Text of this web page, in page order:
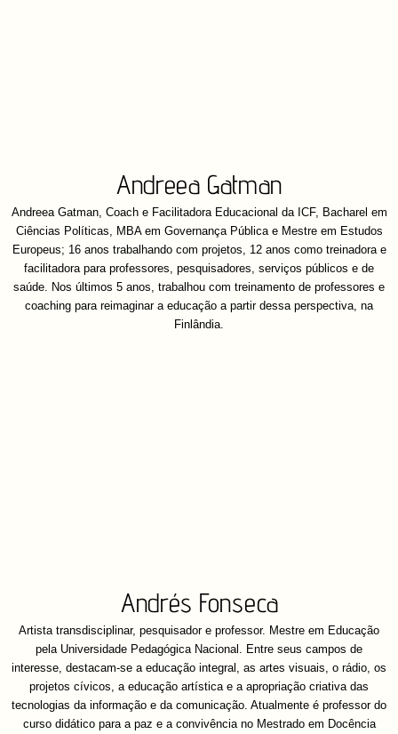
Andreea Gatman
Andreea Gatman, Coach e Facilitadora Educacional da ICF, Bacharel em
Ciências Políticas, MBA em Governança Pública e Mestre em Estudos
Europeus; 16 anos trabalhando com projetos, 12 anos como treinadora e
facilitadora para professores, pesquisadores, serviços públicos e de
saúde. Nos últimos 5 anos, trabalhou com treinamento de professores e
coaching para reimaginar a educação a partir dessa perspectiva, na
Finlândia.
Andrés Fonseca
Artista transdisciplinar, pesquisador e professor. Mestre em Educação
pela Universidade Pedagógica Nacional. Entre seus campos de
interesse, destacam-se a educação integral, as artes visuais, o rádio, os
projetos cívicos, a educação artística e a apropriação criativa das
tecnologias da informação e da comunicação. Atualmente é professor do
curso didático para a paz e a convivência no Mestrado em Docência